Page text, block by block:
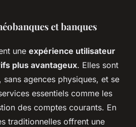
et banques
une expérience utilisateur
plus avantageux. Elles sont
agences physiques, et se
essentiels comme les
des comptes courants. En
traditionnelles offrent une